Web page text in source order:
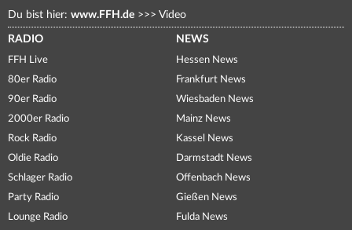
Du bist hier: www.FFH.de >>> Video
RADIO
FFH Live
80er Radio
90er Radio
2000er Radio
Rock Radio
Oldie Radio
Schlager Radio
Party Radio
Lounge Radio
NEWS
Hessen News
Frankfurt News
Wiesbaden News
Mainz News
Kassel News
Darmstadt News
Offenbach News
Gießen News
Fulda News